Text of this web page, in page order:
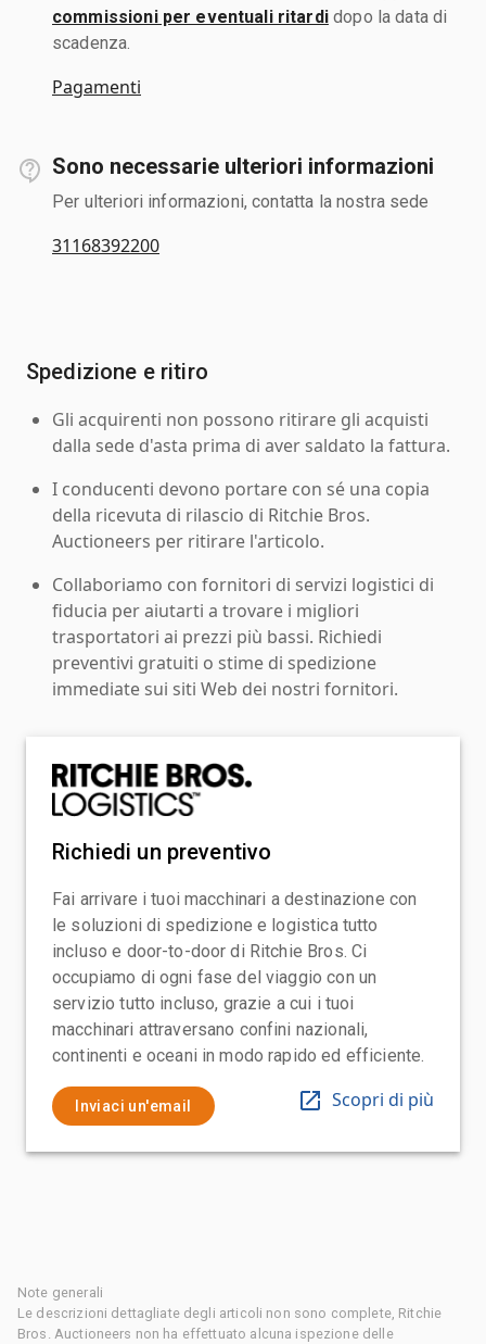
commissioni per eventuali ritardidopo la data di
scadenza.
Pagamenti
Sono necessarie ulteriori informazioni
Per ulteriori informazioni, contatta la nostra sede
31168392200
Spedizione e ritiro
Gli acquirenti non possono ritirare gli acquisti
dalla sede d'asta prima di aver saldato la fattura.
I conducenti devono portare con sé una copia
della ricevuta di rilascio di Ritchie Bros.
Auctioneers per ritirare l'articolo.
Collaboriamo con fornitori di servizi logistici di
fiducia per aiutarti a trovare i migliori
trasportatori ai prezzi più bassi. Richiedi
preventivi gratuiti o stime di spedizione
immediate sui siti Web dei nostri fornitori.
Richiedi un preventivo
Fai arrivare i tuoi macchinari a destinazione con
le soluzioni di spedizione e logistica tutto
incluso e door-to-door di Ritchie Bros. Ci
occupiamo di ogni fase del viaggio con un
servizio tutto incluso, grazie a cui i tuoi
macchinari attraversano confini nazionali,
continenti e oceani in modo rapido ed efficiente.
Inviaci un'email Scopri di più
Note generali
Le descrizioni dettagliate degli articoli non sono complete, Ritchie
Bros. Auctioneers non ha effettuato alcuna ispezione delle